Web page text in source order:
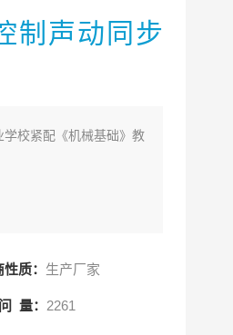
制声动同步
校紧配《机械基础》教
质： 生产厂家
量： 2261